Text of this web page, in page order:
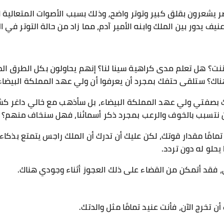
بقلق كبير وتوتر واضح، وذلك بسبب الأصوات
يدور بين الملك وابنه الأمير آدم، مما زاد من حالة التوتر
هل تعلم مدى كراهية سينا لنا؟ إنهم يحاولون بكل الطرق
ستلقى حتفك بمجرد أن يعرفوا أن ولي عهد المملكة
بصفتي ولي عهد المملكة البيضاء، بل سأذهب مع خالي داغر
نتسبب بالخوف والرعب بمجرد ذكر أسمائنا، فهل سنخاف منهم؟
مقدار قوتك، لكن عليك أن تدرك أن الملك راجس يتمتع
له دون تردد.
فقد أتمكن من القضاء على ذلك العجوز أثناء وجودي هناك.
تخرج الآن، فأنت عنيد تمامًا مثل والدتك.